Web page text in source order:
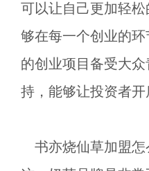
可以让自己更加轻
够在每一个创业的
的创业项目备受大众
持，能够让投资者开
书亦烧仙草加盟怎